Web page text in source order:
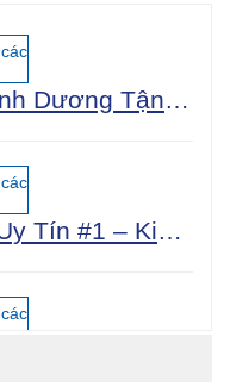
Dịch Vụ Diệt Mối Tại Bình Dương Tận Gốc 100% An Toàn Sinh Học | Công Ty Uy Tín Năm 2025
Dịch Vụ Diệt Mối HCM Uy Tín #1 – Kiểm Tra Miễn Phí 24/7, Bảo Hành 5 Năm